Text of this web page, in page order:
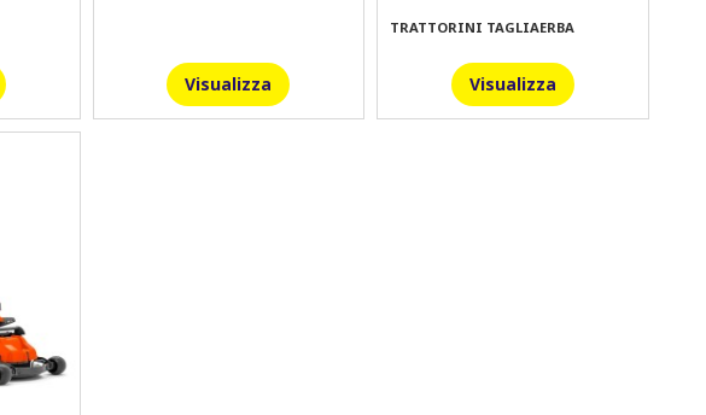
Visualizza
TRATTORINI TAGLIAERBA
Visualizza